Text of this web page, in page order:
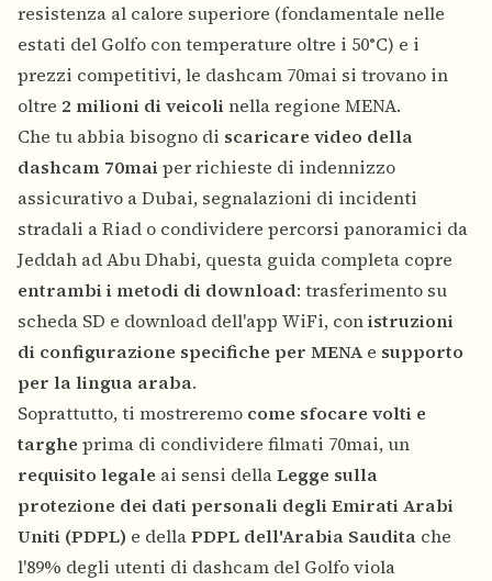
resistenza al calore superiore (fondamentale nelle
estati del Golfo con temperature oltre i 50°C) e i
prezzi competitivi, le dashcam 70mai si trovano in
oltre 2 milioni di veicolinella regione MENA.
Che tu abbia bisogno di scaricare video della
dashcam 70maiper richieste di indennizzo
assicurativo a Dubai, segnalazioni di incidenti
stradali a Riad o condividere percorsi panoramici da
Jeddah ad Abu Dhabi, questa guida completa copre
entrambi i metodi di download: trasferimento su
scheda SD e download dell'app WiFi, conistruzioni
di configurazione specifiche per MENAe supporto
per la lingua araba.
Soprattutto, ti mostreremo come sfocare volti e
targhe prima di condividere filmati 70mai, un
requisito legale ai sensi dellaLegge sulla
protezione dei dati personali degli Emirati Arabi
Uniti (PDPL) e dellaPDPL dell'Arabia Saudita che
l'89% degli utenti di dashcam del Golfo viola